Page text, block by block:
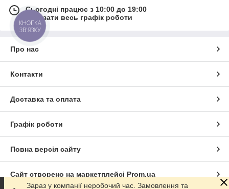
Сьогодні працює з 10:00 до 19:00
Показати весь графік роботи
Про нас
Контакти
Доставка та оплата
Графік роботи
Повна версія сайту
Сайт створено на маркетплейсі Prom.ua
Зараз у компанії неробочий час. Замовлення та
КНОПКА
ЗВ'ЯЗКУ